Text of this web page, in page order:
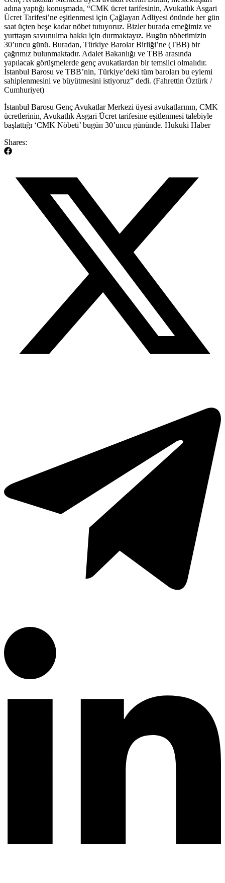
adına yaptığı konuşmada, “CMK ücret tarifesinin, Avukatlık Asgari
Ücret Tarifesi’ne eşitlenmesi için Çağlayan Adliyesi önünde her gün
saat üçten beşe kadar nöbet tutuyoruz. Bizler burada emeğimiz ve
yurttaşın savunulma hakkı için durmaktayız. Bugün nöbetimizin
30’uncu günü. Buradan, Türkiye Barolar Birliği’ne (TBB) bir
çağrımız bulunmaktadır. Adalet Bakanlığı ve TBB arasında
yapılacak görüşmelerde genç avukatlardan bir temsilci olmalıdır.
İstanbul Barosu ve TBB’nin, Türkiye’deki tüm baroları bu eylemi
sahiplenmesini ve büyütmesini istiyoruz” dedi. (Fahrettin Öztürk /
Cumhuriyet)
​İstanbul Barosu Genç Avukatlar Merkezi üyesi avukatlarının, CMK
ücretlerinin, Avukatlık Asgari Ücret tarifesine eşitlenmesi talebiyle
başlattığı ‘CMK Nöbeti’ bugün 30’uncu gününde. Hukuki Haber
Shares: